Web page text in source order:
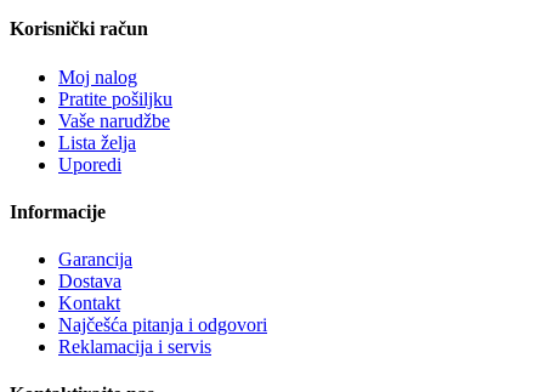
Korisnički račun
Moj nalog
Pratite pošiljku
Vaše narudžbe
Lista želja
Uporedi
Informacije
Garancija
Dostava
Kontakt
Najčešća pitanja i odgovori
Reklamacija i servis